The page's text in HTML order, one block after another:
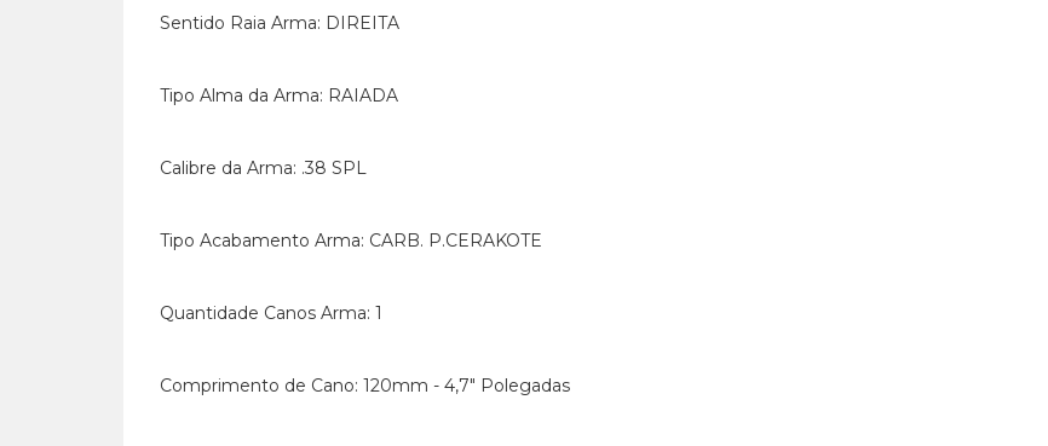
Sentido Raia Arma: DIREITA
Tipo Alma da Arma: RAIADA
Calibre da Arma: .38 SPL
Tipo Acabamento Arma: CARB. P.CERAKOTE
Quantidade Canos Arma: 1
Comprimento de Cano: 120mm - 4,7" Polegadas